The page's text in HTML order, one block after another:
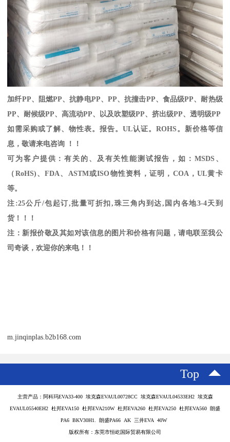
加纤PP、阻燃PP、抗静电PP、 PP、抗撞击PP、食品级PP、耐热级
PP、耐候级PP、高流动PP、以及吹塑级PP、挤出级PP、透明级PP
如需采购或了解、物性表。报告。 UL认证。 ROHS 。新价格等信
息，敬请来电咨询 ！！
可为客户提供：有关的、及有关性能测试报告，如： MSDS 、
（ RoHS) 、FDA、 ASTM或ISO物性资料，证明， COA，UL黄卡
等。
注 :25公斤/包起订,批量可折扣, 珠三角内到达, 国内各地3-4天到
货！！！
注：新报价敬及其如对该信息的图片和价格有问题，请电联至我公
司奇谈，欢迎你的来电！！
m.jinqinplas.b2b168.com
Top
主营产品：阿科玛EVA33-400 埃克森EVAUL00728CC 埃克森EVAUL04533EH2 埃克森
EVAUL05540EH2 杜邦EVA150 杜邦EVA210W 杜邦EVA260 杜邦EVA250 杜邦EVA560 朗盛
PA6 BKV30H1. 朗盛PA66 AK 三井EVA 40W
版权所有：东莞市恒屹国际贸易有限公司